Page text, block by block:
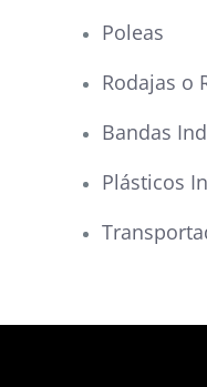
Poleas
Rodajas o
Bandas
Plásticos